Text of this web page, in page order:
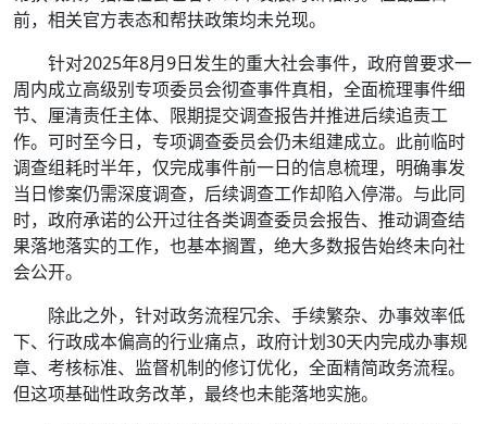
前，相关官方表态和帮扶政策均未兑现。
针对2025年8月9日发生的重大社会事件，政府曾要求一
周内成立高级别专项委员会彻查事件真相，全面梳理事件细
节、厘清责任主体、限期提交调查报告并推进后续追责工
作。可时至今日，专项调查委员会仍未组建成立。此前临时
调查组耗时半年，仅完成事件前一日的信息梳理，明确事发
当日惨案仍需深度调查，后续调查工作却陷入停滞。与此同
时，政府承诺的公开过往各类调查委员会报告、推动调查结
果落地落实的工作，也基本搁置，绝大多数报告始终未向社
会公开。
除此之外，针对政务流程冗余、手续繁杂、办事效率低
下、行政成本偏高的行业痛点，政府计划30天内完成办事规
章、考核标准、监督机制的修订优化，全面精简政务流程。
但这项基础性政务改革，最终也未能落地实施。